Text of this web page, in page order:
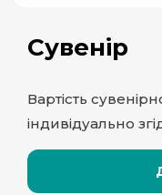
Сувенір
Вартість
індивідуально